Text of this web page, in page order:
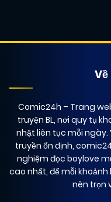
Comic24h – Trang
truyện BL, nơi quy tụ
nhật liên tục mỗi ngày.
truyền ổn định,
nghiệm đọc boylove
cao nhất, để mỗi
nên trọn